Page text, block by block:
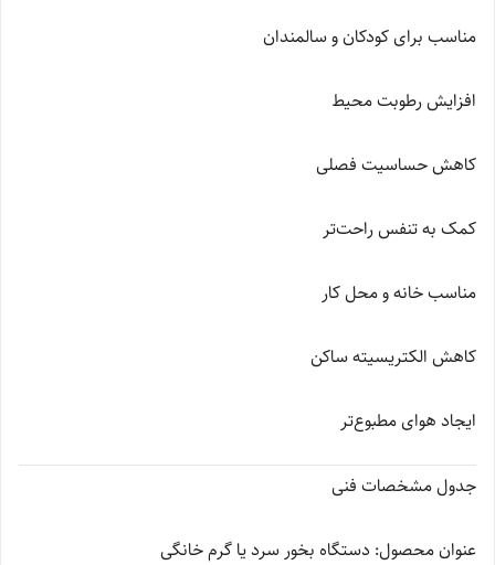
مناسب برای کودکان و سالمندان
افزایش رطوبت محیط
کاهش حساسیت فصلی
کمک به تنفس راحت‌تر
مناسب خانه و محل کار
کاهش الکتریسیته ساکن
ایجاد هوای مطبوع‌تر
جدول مشخصات فنی
عنوان محصول: دستگاه بخور سرد یا گرم خانگی